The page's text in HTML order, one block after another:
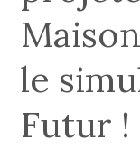
le
Futur !